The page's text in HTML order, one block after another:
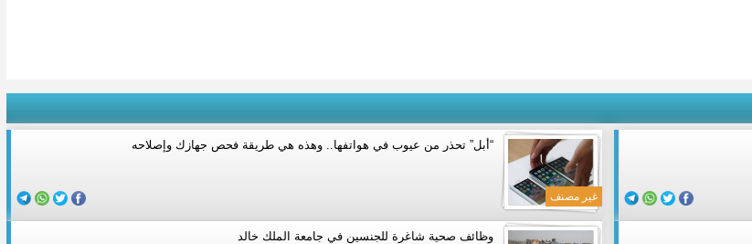
غير مصنف
“أبل” تحذر من عيوب في هواتفها.. وهذه هي طريقة فحص جهازك وإصلاحه
وظائف صحية شاغرة للجنسين في جامعة الملك خالد